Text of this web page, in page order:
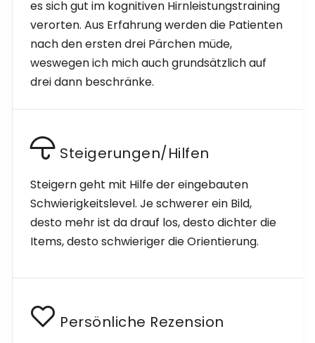
es sich gut im kognitiven Hirnleistungstraining
verorten. Aus Erfahrung werden die Patienten
nach den ersten drei Pärchen müde,
weswegen ich mich auch grundsätzlich auf
drei dann beschränke.
Steigerungen/Hilfen
Steigern geht mit Hilfe der eingebauten
Schwierigkeitslevel. Je schwerer ein Bild,
desto mehr ist da drauf los, desto dichter die
Items, desto schwieriger die Orientierung.
Persönliche Rezension